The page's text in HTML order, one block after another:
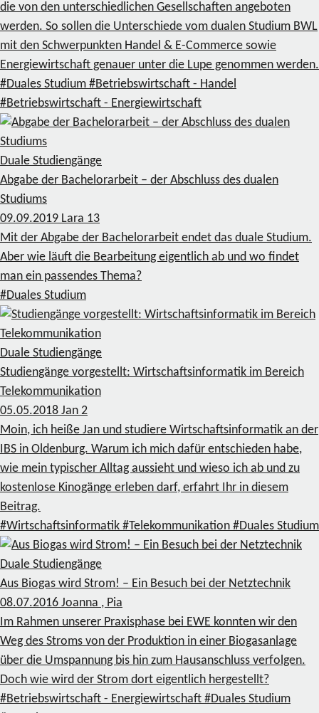
die von den unterschiedlichen Gesellschaften angeboten
werden. So sollen die Unterschiede vom dualen Studium BWL
mit den Schwerpunkten Handel & E-Commerce sowie
Energiewirtschaft genauer unter die Lupe genommen werden.
#Duales Studium #Betriebswirtschaft - Handel
#Betriebswirtschaft - Energiewirtschaft
Duale Studiengänge
Abgabe der Bachelorarbeit – der Abschluss des dualen
Studiums
09.09.2019 Lara 13
Mit der Abgabe der Bachelorarbeit endet das duale Studium.
Aber wie läuft die Bearbeitung eigentlich ab und wo findet
man ein passendes Thema?
#Duales Studium
Duale Studiengänge
Studiengänge vorgestellt: Wirtschaftsinformatik im Bereich
Telekommunikation
05.05.2018 Jan 2
Moin, ich heiße Jan und studiere Wirtschaftsinformatik an der
IBS in Oldenburg. Warum ich mich dafür entschieden habe,
wie mein typischer Alltag aussieht und wieso ich ab und zu
kostenlose Kinogänge erleben darf, erfahrt Ihr in diesem
Beitrag.
#Wirtschaftsinformatik #Telekommunikation #Duales Studium
Duale Studiengänge
Aus Biogas wird Strom! – Ein Besuch bei der Netztechnik
08.07.2016 Joanna , Pia
Im Rahmen unserer Praxisphase bei EWE konnten wir den
Weg des Stroms von der Produktion in einer Biogasanlage
über die Umspannung bis hin zum Hausanschluss verfolgen.
Doch wie wird der Strom dort eigentlich hergestellt?
#Betriebswirtschaft - Energiewirtschaft #Duales Studium